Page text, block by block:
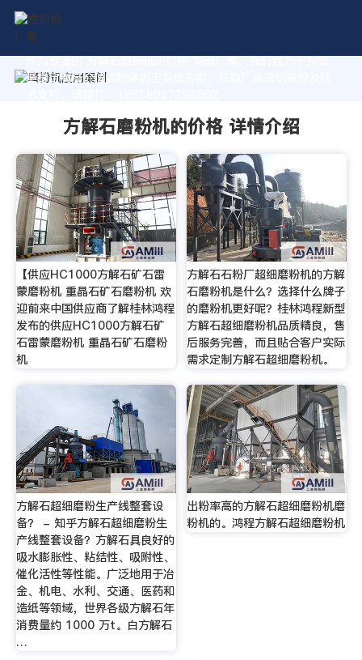
作为专业的 方解石磨粉机的价格 制造厂家，我们致力于为您
量身定制高价值的粉体加工系统方案。获取厂家直销报价及技
方解石磨粉机的价格 详情介绍
【供应HC1000方解石矿石雷
蒙磨粉机 重晶石矿石磨粉机 欢
迎前来中国供应商了解桂林鸿程
发布的供应HC1000方解石矿
石雷蒙磨粉机 重晶石矿石磨粉
机
方解石石粉厂超细磨粉机的方解
石磨粉机是什么？选择什么牌子
的磨粉机更好呢？桂林鸿程新型
方解石超细磨粉机品质精良，售
后服务完善，而且贴合客户实际
需求定制方解石超细磨粉机。
方解石超细磨粉生产线整套设
备？ - 知乎方解石超细磨粉生
产线整套设备？方解石具良好的
吸水膨胀性、粘结性、吸附性、
催化活性等性能。广泛地用于冶
金、机电、水利、交通、医药和
造纸等领域，世界各级方解石年
消费量约 1000 万t。白方解石
…
出粉率高的方解石超细磨粉机磨
粉机的。鸿程方解石超细磨粉机